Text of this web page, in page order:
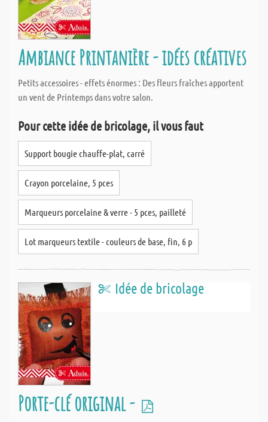
Ambiance Printanière - idées créatives
Petits accessoires - effets énormes : Des fleurs fraîches apportent
un vent de Printemps dans votre salon.
Pour cette idée de bricolage, il vous faut
Support bougie chauffe-plat, carré
Crayon porcelaine, 5 pces
Marqueurs porcelaine & verre - 5 pces, pailleté
Lot marqueurs textile - couleurs de base, fin, 6 p
Idée de bricolage
Porte-clé original -